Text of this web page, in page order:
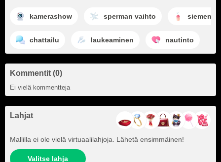
kamerashow sperman vaihto
chattailu laukeaminen nautinto
Kommentit (0)
Ei vielä kommentteja
Lahjat
Mallilla ei ole vielä virtuaalilahjoja. Lähetä ensimmäinen!
Valitse lahja